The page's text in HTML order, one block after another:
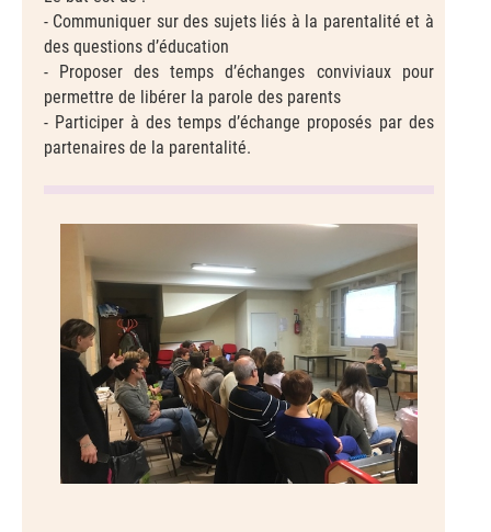
- Communiquer sur des sujets liés à la parentalité et à
des questions d’éducation
- Proposer des temps d’échanges conviviaux pour
permettre de libérer la parole des parents
- Participer à des temps d’échange proposés par des
partenaires de la parentalité.